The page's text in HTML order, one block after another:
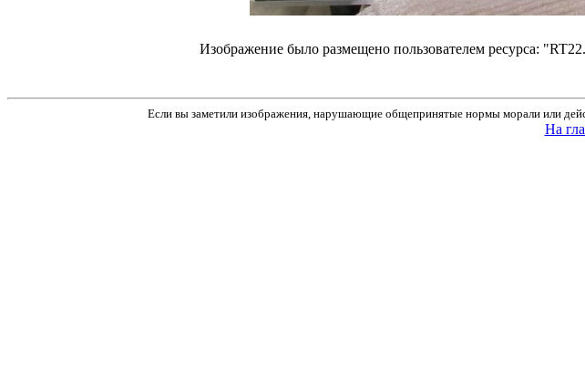
Изображение было размещено пользователем ресурса:
Если вы заметили изображения, нарушающие общепринятые нормы морали или
На